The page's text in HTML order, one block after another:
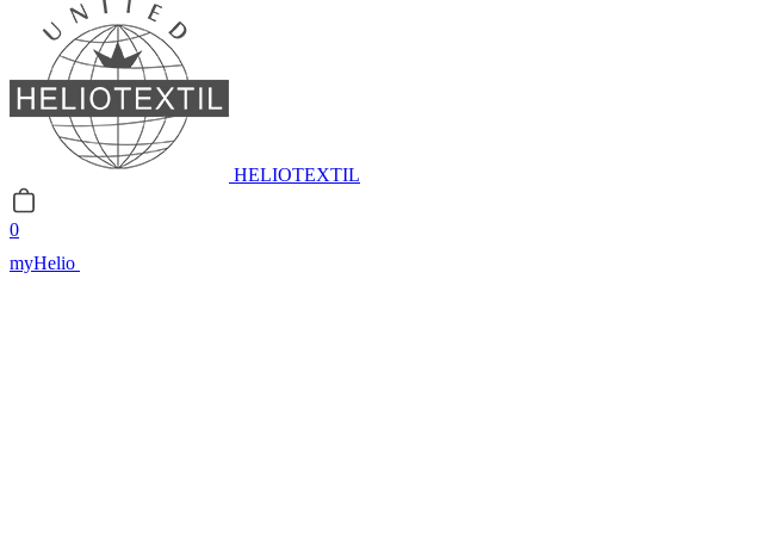
HELIOTEXTIL
0
myHelio